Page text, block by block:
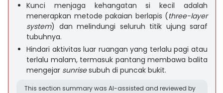
Kunci menjaga kehangatan si kecil adalah
menerapkan metode pakaian berlapis (three-layer
system) dan melindungi seluruh titik ujung saraf
tubuhnya.
Hindari aktivitas luar ruangan yang terlalu pagi atau
terlalu malam, termasuk pantang membawa balita
mengejar sunrisesubuh di puncak bukit.
This section summary was AI-assisted and reviewed by